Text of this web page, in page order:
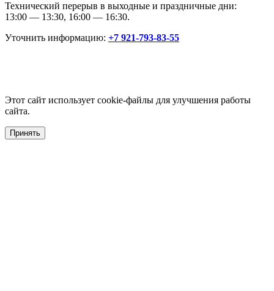
Технический перерыв в выходные и праздничные дни:
13:00 — 13:30, 16:00 — 16:30.
Уточнить информацию: +7 921-793-83-55
Этот сайт использует cookie-файлы для улучшения работы
сайта.
Принять